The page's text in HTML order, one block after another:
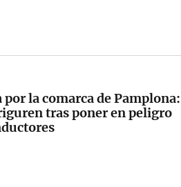
la comarca de Pamplona:
tras poner en peligro